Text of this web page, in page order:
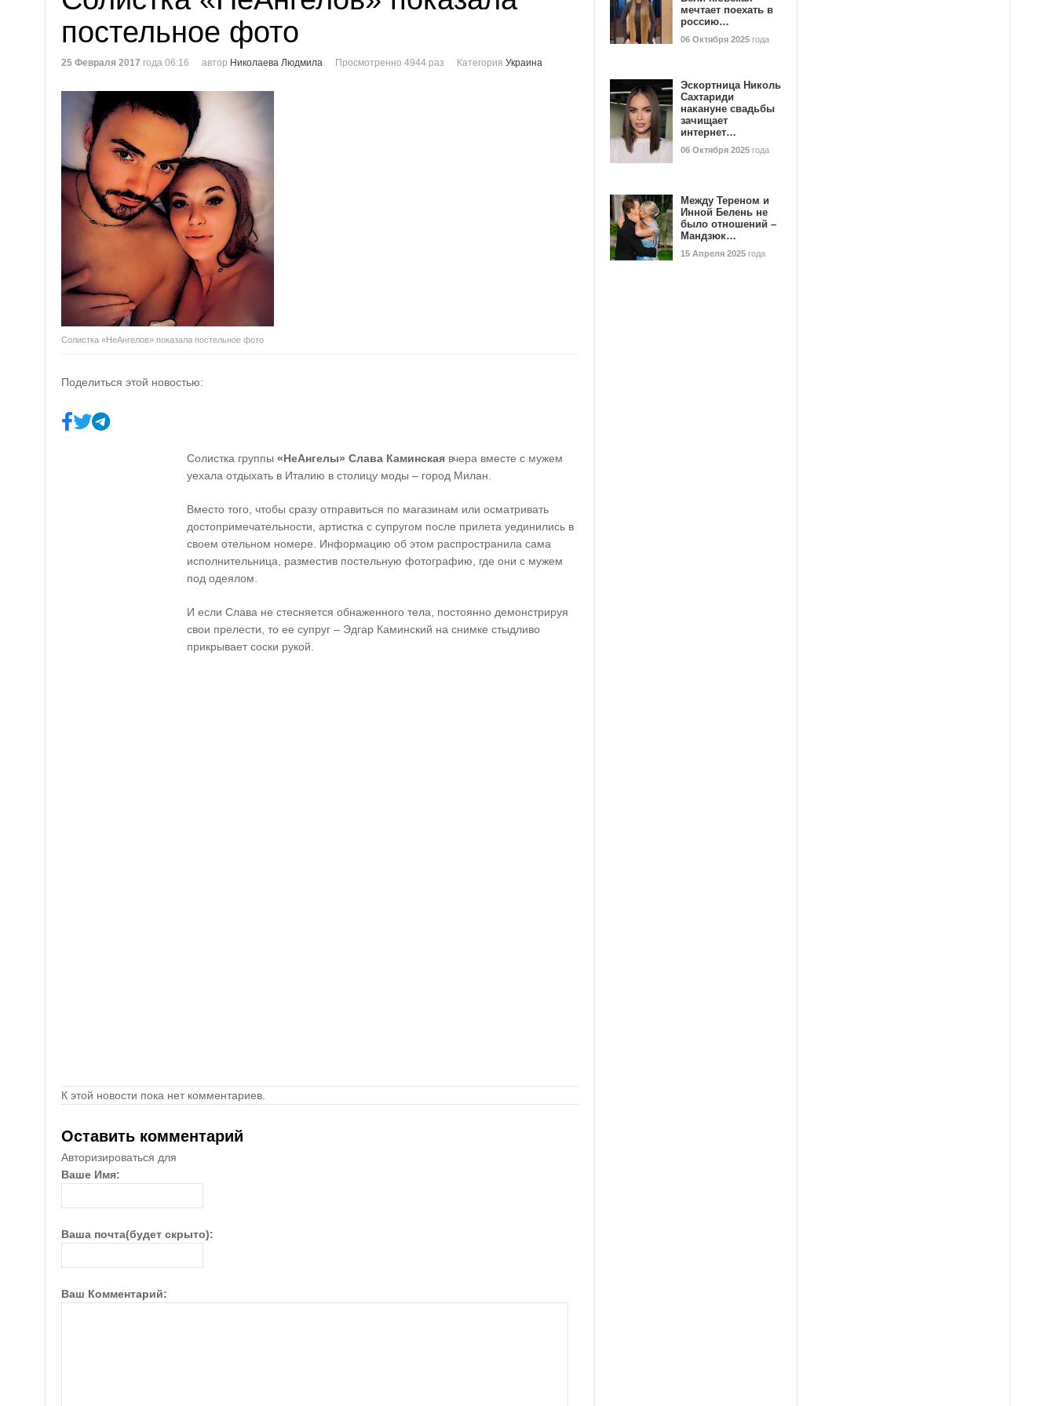
постельное фото
25 Февраля 2017 года 06:16 автор Николаева Людмила Просмотренно 4944 раз Категория Украина
Солистка «НеАнгелов» показала постельное фото
Поделиться этой новостью:
Солистка группы «НеАнгелы» Слава Каминская вчера вместе с мужем
уехала отдыхать в Италию в столицу моды – город Милан.
Вместо того, чтобы сразу отправиться по магазинам или осматривать
достопримечательности, артистка с супругом после прилета уединились в
своем отельном номере. Информацию об этом распространила сама
исполнительница, разместив постельную фотографию, где они с мужем
под одеялом.
И если Слава не стесняется обнаженного тела, постоянно демонстрируя
свои прелести, то ее супруг – Эдгар Каминский на снимке стыдливо
прикрывает соски рукой.
К этой новости пока нет комментариев.
Оставить комментарий
Авторизироваться для
Ваше Имя:
Ваша почта(будет скрыто):
Ваш Комментарий:
мечтает поехать в
россию…
06 Октября 2025 года
Эскортница Николь
Сахтариди
накануне свадьбы
зачищает
интернет…
06 Октября 2025 года
Между Тереном и
Инной Белень не
было отношений –
Мандзюк…
15 Апреля 2025 года